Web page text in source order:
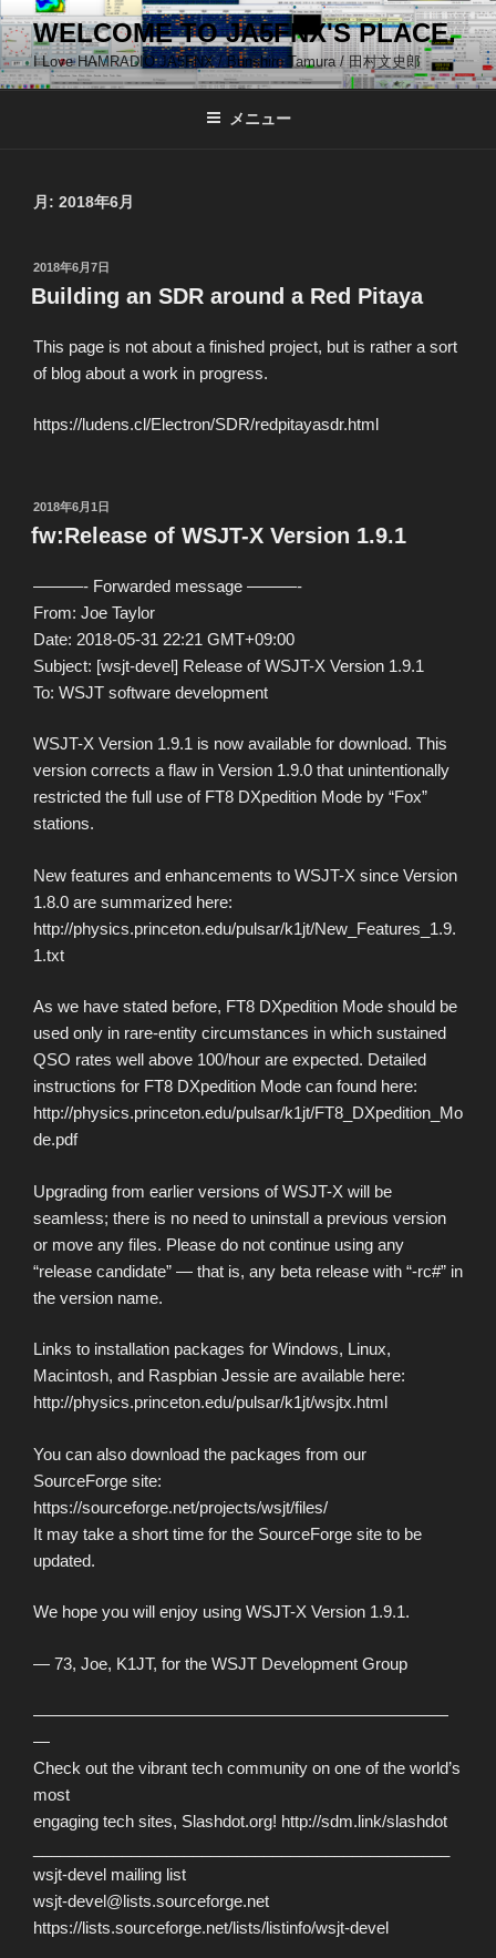
コ
ン
テ
ン
WELCOME TO JA5FNX'S PLACE.
I Love HAMRADIO JA5FNX / Bunshiro Tamura / 田村文史郎
メニュー
月: 2018年6月
投
稿
日:
2018年6月7日
Building an SDR around a Red Pitaya
This page is not about a finished project, but is rather a sort
of blog about a work in progress.
https://ludens.cl/Electron/SDR/redpitayasdr.html
投
稿
日:
2018年6月1日
fw:Release of WSJT-X Version 1.9.1
———- Forwarded message ———-
From: Joe Taylor
Date: 2018-05-31 22:21 GMT+09:00
Subject: [wsjt-devel] Release of WSJT-X Version 1.9.1
To: WSJT software development
WSJT-X Version 1.9.1 is now available for download. This
version corrects a flaw in Version 1.9.0 that unintentionally
restricted the full use of FT8 DXpedition Mode by “Fox”
stations.
New features and enhancements to WSJT-X since Version
1.8.0 are summarized here:
http://physics.princeton.edu/pulsar/k1jt/New_Features_1.9.
1.txt
As we have stated before, FT8 DXpedition Mode should be
used only in rare-entity circumstances in which sustained
QSO rates well above 100/hour are expected. Detailed
instructions for FT8 DXpedition Mode can found here:
http://physics.princeton.edu/pulsar/k1jt/FT8_DXpedition_Mo
de.pdf
Upgrading from earlier versions of WSJT-X will be
seamless; there is no need to uninstall a previous version
or move any files. Please do not continue using any
“release candidate” — that is, any beta release with “-rc#” in
the version name.
Links to installation packages for Windows, Linux,
Macintosh, and Raspbian Jessie are available here:
http://physics.princeton.edu/pulsar/k1jt/wsjtx.html
You can also download the packages from our
SourceForge site:
https://sourceforge.net/projects/wsjt/files/
It may take a short time for the SourceForge site to be
updated.
We hope you will enjoy using WSJT-X Version 1.9.1.
— 73, Joe, K1JT, for the WSJT Development Group
—————————————————————————
—
Check out the vibrant tech community on one of the world’s
most
engaging tech sites, Slashdot.org! http://sdm.link/slashdot
wsjt-devel mailing list
wsjt-devel@lists.sourceforge.net
https://lists.sourceforge.net/lists/listinfo/wsjt-devel